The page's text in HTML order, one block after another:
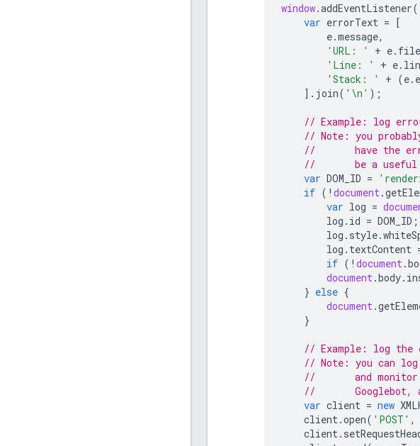
window.addEventListener(
var errorText = [
e.message,
'URL: '
+ e.
'Line: '
+ e.
'Stack: '
+ (e.
]. join( '\n' );
// Example: log
// Note: you
//       have the
//       be a useful
var DOM_ID =
if ( ! document.
var log =
log . id = DOM_ID ;
log . style.
log . textContent
if ( ! document.
document.body.
} else {
document.
}
// Example: log the
// Note: you can
//       and monitor
//       Googlebot,
var client = new
client.open( 'POST' ,
client.